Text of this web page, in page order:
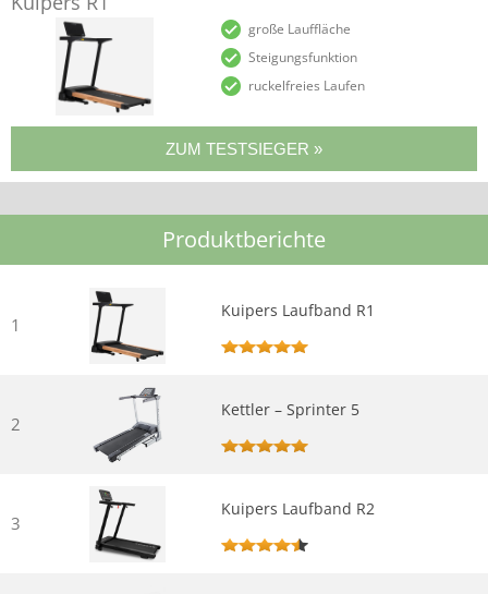
große Lauffläche
Steigungsfunktion
ruckelfreies Laufen
Produktberichte
1
Kuipers Laufband R1
2
Kettler – Sprinter 5
3
Kuipers Laufband R2